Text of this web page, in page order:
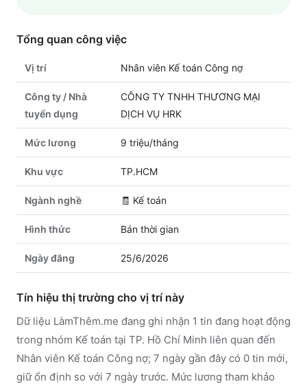
Tổng quan công việc
Vị trí Nhân viên Kế toán Công nợ
Công ty / Nhà
tuyển dụng
CÔNG TY TNHH THƯƠNG MẠI
DỊCH VỤ HRK
Mức lương 9 triệu/tháng
Khu vực TP.HCM
Ngành nghề 🧾 Kế toán
Hình thức Bán thời gian
Ngày đăng 25/6/2026
Tín hiệu thị trường cho vị trí này
Dữ liệu LàmThêm.me đang ghi nhận 1 tin đang hoạt động
trong nhóm Kế toán tại TP. Hồ Chí Minh liên quan đến
Nhân viên Kế toán Công nợ; 7 ngày gần đây có 0 tin mới,
giữ ổn định so với 7 ngày trước. Mức lương tham khảo